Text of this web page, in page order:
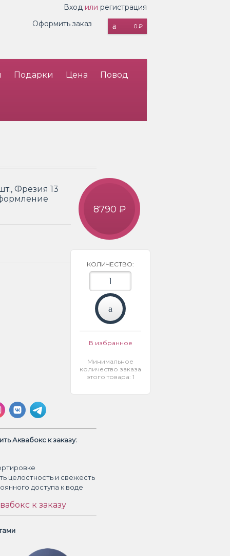
Вход или регистрация
0 ₽
Оформить заказ
Подарки Цена Повод
Фрезия 13
8790 ₽
КОЛИЧЕСТВО:
В избранное
Минимальное
количество заказа
этого товара: 1
Аквабокс к заказу:
целостность и свежесть
доступа к воде
к заказу